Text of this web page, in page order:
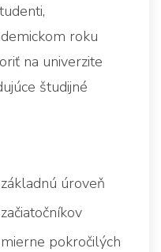
roku
na univerzite
študijné
úroveň
pokročilých